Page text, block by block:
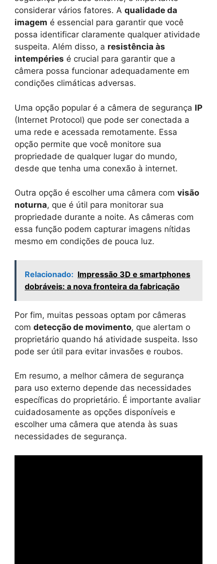
considerar vários fatores. A qualidade da
imagem é essencial para garantir que você
possa identificar claramente qualquer atividade
suspeita. Além disso, a resistência às
intempéries é crucial para garantir que a
câmera possa funcionar adequadamente em
condições climáticas adversas.
Uma opção popular é a câmera de segurança IP
(Internet Protocol) que pode ser conectada a
uma rede e acessada remotamente. Essa
opção permite que você monitore sua
propriedade de qualquer lugar do mundo,
desde que tenha uma conexão à internet.
Outra opção é escolher uma câmera com visão
noturna, que é útil para monitorar sua
propriedade durante a noite. As câmeras com
essa função podem capturar imagens nítidas
mesmo em condições de pouca luz.
Relacionado: Impressão 3D e smartphones
dobráveis: a nova fronteira da fabricação
Por fim, muitas pessoas optam por câmeras
com detecção de movimento, que alertam o
proprietário quando há atividade suspeita. Isso
pode ser útil para evitar invasões e roubos.
Em resumo, a melhor câmera de segurança
para uso externo depende das necessidades
específicas do proprietário. É importante avaliar
cuidadosamente as opções disponíveis e
escolher uma câmera que atenda às suas
necessidades de segurança.